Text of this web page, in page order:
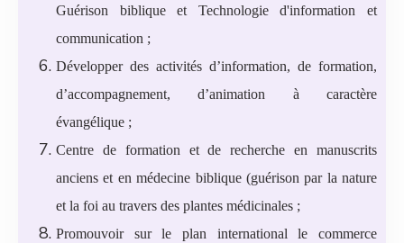
Guérison biblique et Technologie d'information et
communication ;
Développer des activités d’information, de formation,
d’accompagnement, d’animation à caractère
évangélique ;
Centre de formation et de recherche en manuscrits
anciens et en médecine biblique (guérison par la nature
et la foi au travers des plantes médicinales ;
Promouvoir sur le plan international le commerce